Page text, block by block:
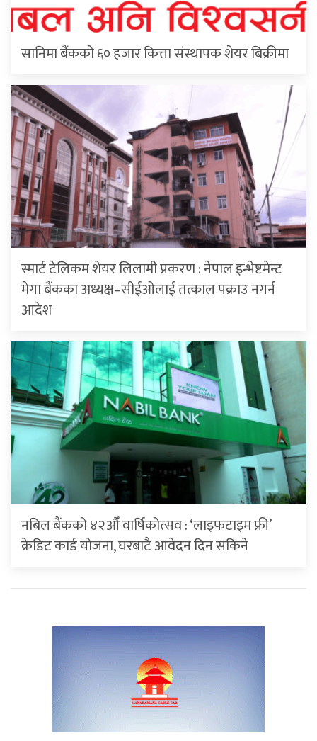
सानिमा बैंकको ६० हजार कित्ता संस्थापक शेयर बिक्रीमा
स्मार्ट टेलिकम शेयर लिलामी प्रकरण : नेपाल इन्भेष्टमेन्ट
मेगा बैंकका अध्यक्ष–सीईओलाई तत्काल पक्राउ नगर्न
आदेश
नबिल बैंकको ४२औँ वार्षिकोत्सव : ‘लाइफटाइम फ्री’
क्रेडिट कार्ड योजना, घरबाटै आवेदन दिन सकिने